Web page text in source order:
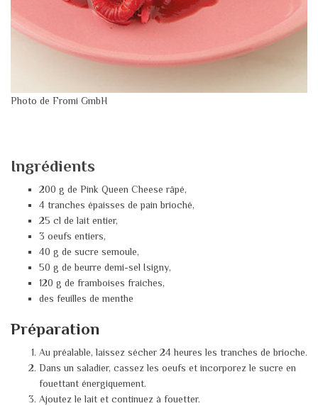
Photo de Fromi GmbH
Ingrédients
200 g de Pink Queen Cheese râpé,
4 tranches épaisses de pain brioché,
25 cl de lait entier,
3 oeufs entiers,
40 g de sucre semoule,
50 g de beurre demi-sel Isigny,
120 g de framboises fraiches,
des feuilles de menthe
Préparation
Au préalable, laissez sécher 24 heures les tranches de brioche.
Dans un saladier, cassez les oeufs et incorporez le sucre en
fouettant énergiquement.
Ajoutez le lait et continuez à fouetter.